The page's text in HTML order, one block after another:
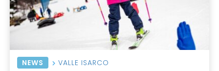
NEWS VALLE ISARCO